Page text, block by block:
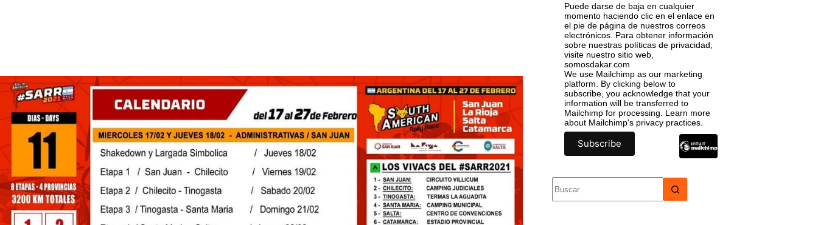
Puede darse de baja en cualquier
momento haciendo clic en el enlace en
el pie de página de nuestros correos
electrónicos. Para obtener información
sobre nuestras políticas de privacidad,
visite nuestro sitio web,
somosdakar.com
We use Mailchimp as our marketing
platform. By clicking below to
subscribe, you acknowledge that your
information will be transferred to
Mailchimp for processing. Learn more
about Mailchimp's privacy practices.